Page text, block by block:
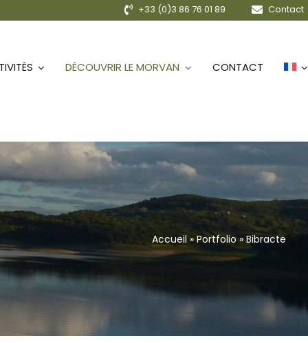
+33 (0)3 86 76 01 89 Contact
DÉCOUVRIR LE MORVAN CONTACT
Accueil »Portfolio »Bibracte